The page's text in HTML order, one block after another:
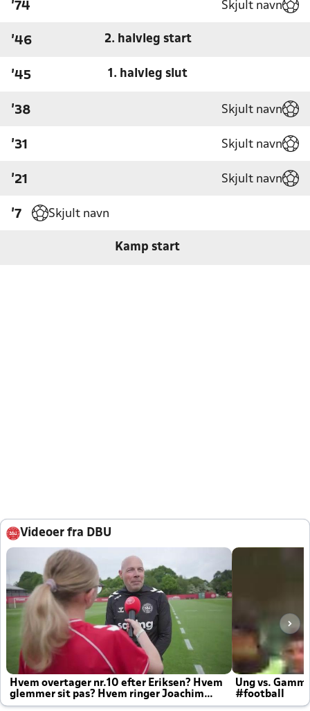
'74 Skjult navn
'46 2. halvleg start
'45 1. halvleg slut
'38 Skjult navn
'31 Skjult navn
'21 Skjult navn
'7 Skjult navn
Kamp start
Videoer fra DBU
Hvem overtager nr.10 efter Eriksen? Hvem
glemmer sit pas? Hvem ringer Joachim
altid til efter kampe?
Ung vs.
#football